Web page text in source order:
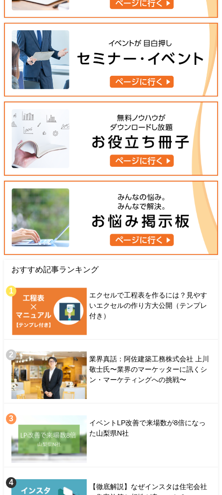
おすすめ記事ランキング
エクセルで工程表を作るには？見やす
いエクセルの作り方大公開（テンプレ
付き）
業界真話：阿佐建築工務株式会社 上川
敬士氏〜業界のマーケッターに訊くシ
ン・マーケティングへの挑戦〜
イベントLP改善で来場数が8倍になっ
た山梨県N社
【徹底解説】なぜインスタは住宅会社